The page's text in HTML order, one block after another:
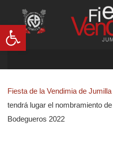
Abrir barra de herramientas
Fiesta de la Vendimia de Jumilla
tendrá lugar el nombramiento
Bodegueros 2022